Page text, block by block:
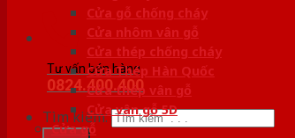
Tư vấn bán hàng
0824.400.400
Tìm kiếm:
Cửa gỗ chống cháy
Cửa nhôm vân gỗ
Cửa thép chống cháy
Cửa Thép Hàn Quốc
Cửa thép vân gỗ
Cửa vân gỗ 5D
Cửa gỗ